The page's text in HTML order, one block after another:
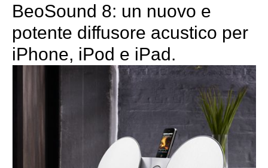
BeoSound 8: un nuovo e
potente diffusore acustico per
iPhone, iPod e iPad.